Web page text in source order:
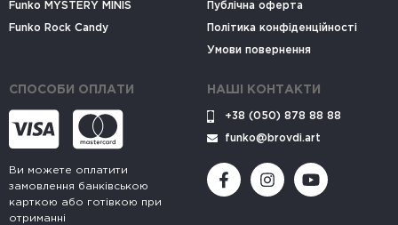
Funko MYSTERY MINIS
Funko Rock Candy
Публічна оферта
Політика конфіденційності
Умови повернення
СПОСОБИ ОПЛАТИ
Ви можете оплатити
замовлення банківською
карткою або готівкою при
отриманні
НАШІ КОНТАКТИ
+38 (050) 878 88 88
funko@brovdi.art